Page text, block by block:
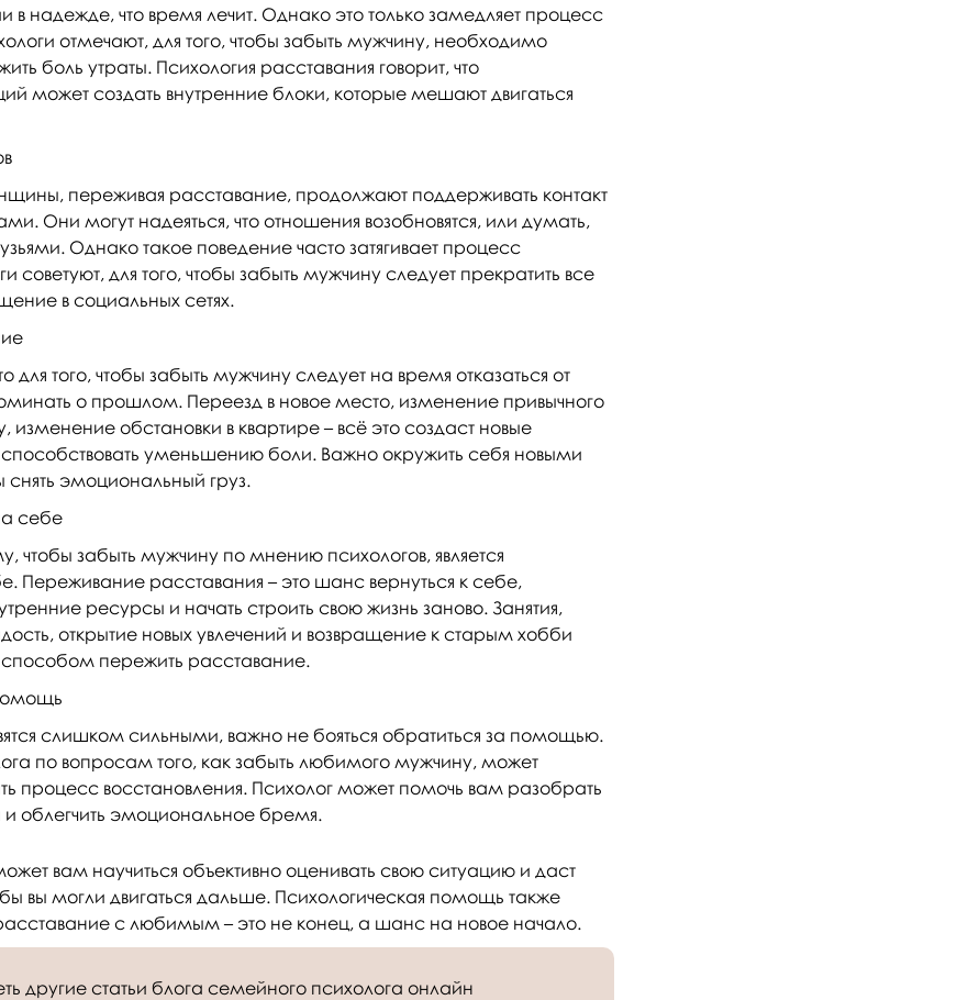
в надежде, что время лечит. Однако это только замедляет процесс
отмечают, для того, чтобы забыть мужчину, необходимо
боль утраты. Психология расставания говорит, что
может создать внутренние блоки, которые мешают двигаться
переживая расставание, продолжают поддерживать контакт
Они могут надеяться, что отношения возобновятся, или думать,
Однако такое поведение часто затягивает процесс
советуют, для того, чтобы забыть мужчину следует прекратить все
в социальных сетях.
для того, чтобы забыть мужчину следует на время отказаться от
о прошлом. Переезд в новое место, изменение привычного
обстановки в квартире – всё это создаст новые
уменьшению боли. Важно окружить себя новыми
снять эмоциональный груз.
себе
чтобы забыть мужчину по мнению психологов, является
Переживание расставания – это шанс вернуться к себе,
ресурсы и начать строить свою жизнь заново. Занятия,
открытие новых увлечений и возвращение к старым хобби
способом пережить расставание.
слишком сильными, важно не бояться обратиться за помощью.
по вопросам того, как забыть любимого мужчину, может
процесс восстановления. Психолог может помочь вам разобрать
облегчить эмоциональное бремя.
вам научиться объективно оценивать свою ситуацию и даст
вы могли двигаться дальше. Психологическая помощь также
с любимым – это не конец, а шанс на новое начало.
другие статьи блога семейного психолога онлайн